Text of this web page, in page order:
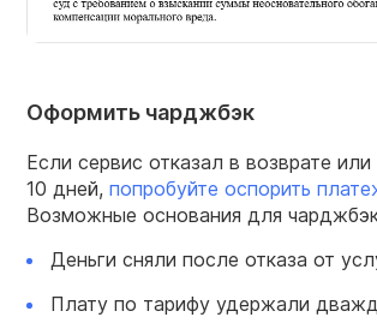
Оформить чарджбэк
Если сервис отказал в возврате
10 дней, попробуйте оспорить
Возможные основания для
Деньги сняли после отказа от
Плату по тарифу удержали